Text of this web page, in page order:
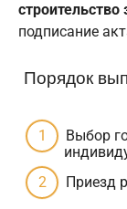
строительство
подписание
Порядок
Выбор
Приезд